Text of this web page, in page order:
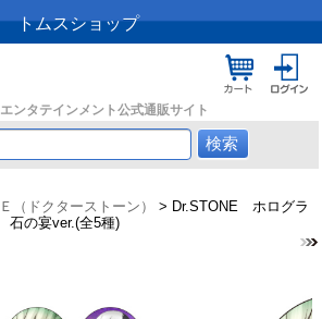
トムスショップ
エンタテインメント公式通販サイト
（ドクターストーン）
> Dr.STONE ホログラ
の宴ver.(全5種)